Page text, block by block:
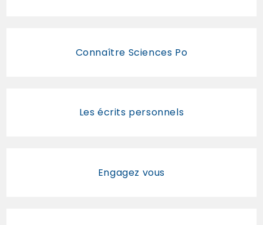
Connaître Sciences Po
Les écrits personnels
Engagez vous